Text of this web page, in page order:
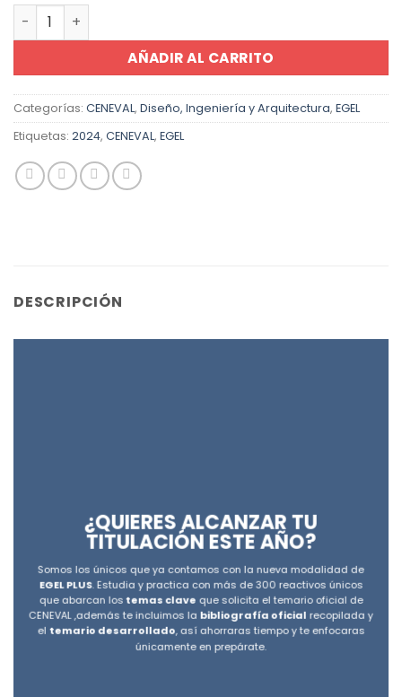
Guía Ceneval Egel Ingeniería Mecánica 2024 cantidad
AÑADIR AL CARRITO
Categorías: CENEVAL, Diseño, Ingeniería y Arquitectura, EGEL
Etiquetas: 2024, CENEVAL, EGEL
DESCRIPCIÓN
¿QUIERES ALCANZAR TU
TITULACIÓN ESTE AÑO?
Somos los únicos que ya contamos con la nueva modalidad de
EGEL PLUS. Estudia y practica con más de 300 reactivos únicos
que abarcan lostemas clave que solicita el temario oficial de
CENEVAL ,además te incluimos la bibliografía oficial recopilada y
el temario desarrollado, así ahorraras tiempo y te enfocaras
únicamente en prepárate.